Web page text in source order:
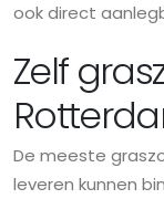
ook direct
Zelf
De meeste
leveren kunnen